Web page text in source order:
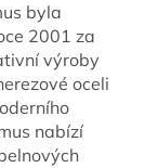
byla
2001 za
výroby
oceli
nabízí